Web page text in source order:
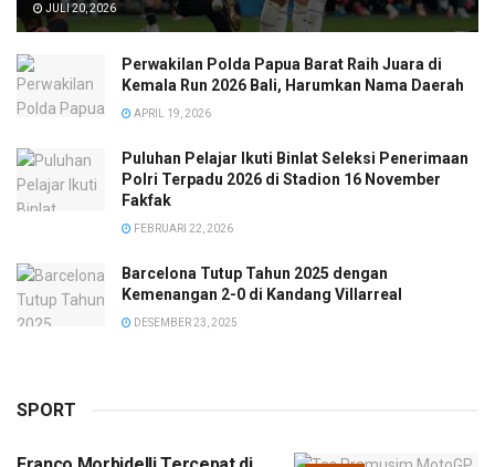
JULI 20, 2026
Perwakilan Polda Papua Barat Raih Juara di
Kemala Run 2026 Bali, Harumkan Nama Daerah
APRIL 19, 2026
Puluhan Pelajar Ikuti Binlat Seleksi Penerimaan
Polri Terpadu 2026 di Stadion 16 November
Fakfak
FEBRUARI 22, 2026
Barcelona Tutup Tahun 2025 dengan
Kemenangan 2-0 di Kandang Villarreal
DESEMBER 23, 2025
SPORT